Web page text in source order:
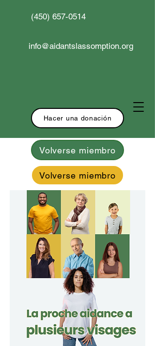
Volverse miembro
Volverse miembro
(450) 657-0514
info@aidantslassomption.org
Hacer una donación